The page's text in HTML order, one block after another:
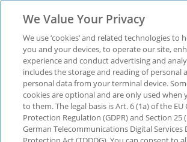
Cybersecurity
considerations
Einblicke in die Cyber-Prioritäten
We Value Your Privacy
We use ‘cookies’ and related technologies to
you and your devices, to operate our site,
experience and conduct advertising and
includes the storage and reading of personal
personal data from your terminal device.
cookies are optional and are only used when
to them. The legal basis is Art. 6 (1a) of the EU
Protection Regulation (GDPR) and Section 25
German Telecommunications Digital Services